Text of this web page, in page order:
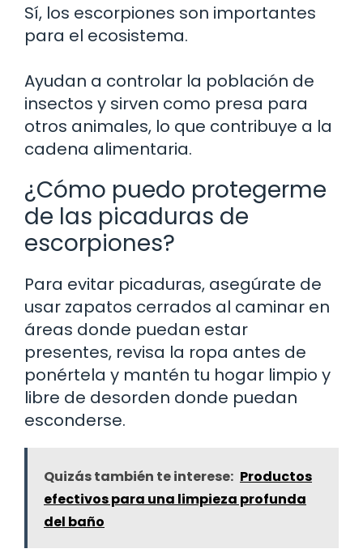
Sí, los escorpiones son importantes
para el ecosistema.
Ayudan a controlar la población de
insectos y sirven como presa para
otros animales, lo que contribuye a la
cadena alimentaria.
¿Cómo puedo protegerme
de las picaduras de
escorpiones?
Para evitar picaduras, asegúrate de
usar zapatos cerrados al caminar en
áreas donde puedan estar
presentes, revisa la ropa antes de
ponértela y mantén tu hogar limpio y
libre de desorden donde puedan
esconderse.
Quizás también te interese: Productos
efectivos para una limpieza profunda
del baño